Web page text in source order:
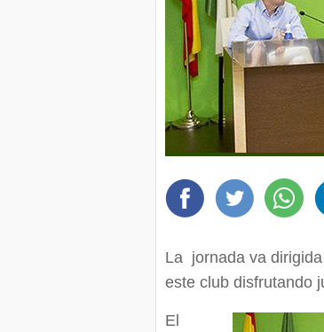
La jornada va
este club disfrutando
El